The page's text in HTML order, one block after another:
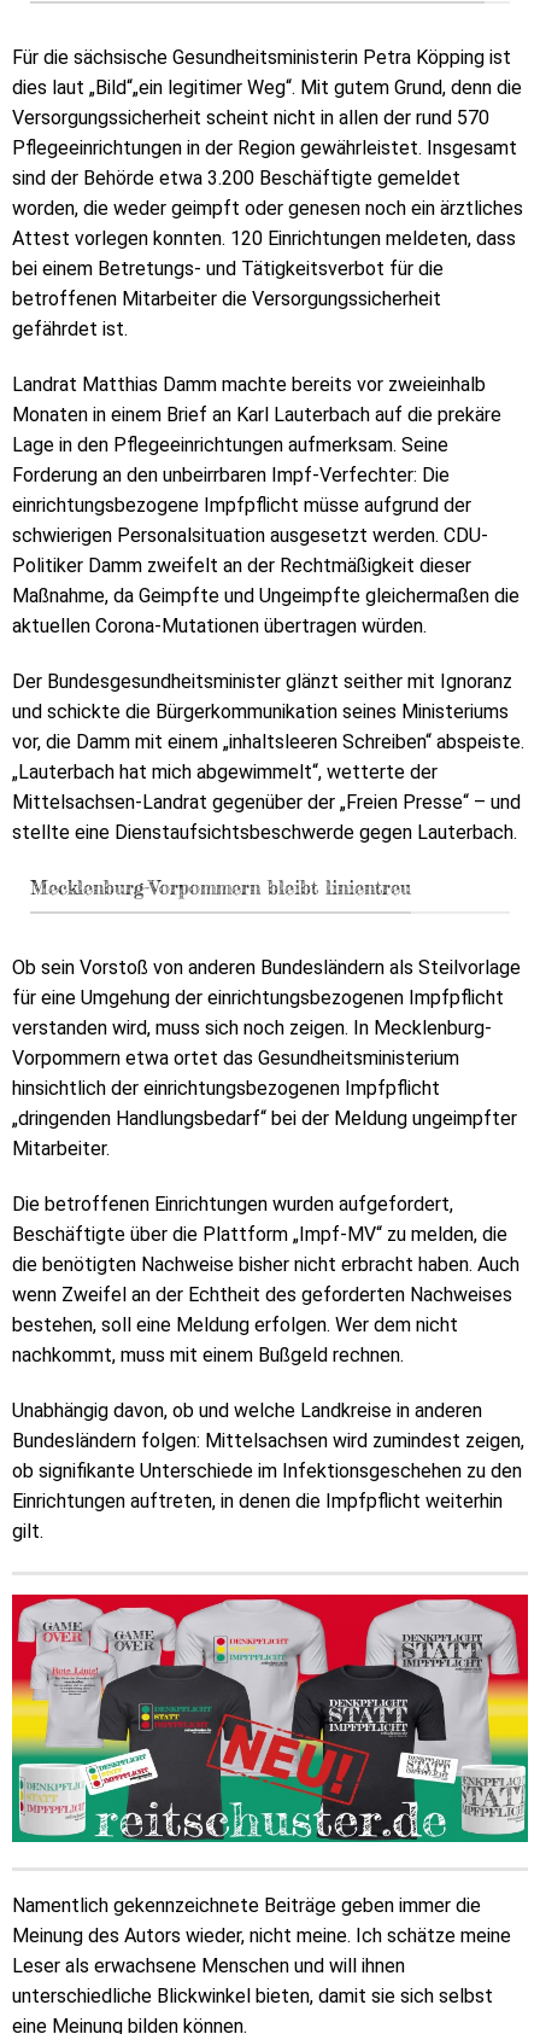
Für die sächsische Gesundheitsministerin Petra Köpping ist
dies laut „Bild“„ein legitimer Weg“. Mit gutem Grund, denn die
Versorgungssicherheit scheint nicht in allen der rund 570
Pflegeeinrichtungen in der Region gewährleistet. Insgesamt
sind der Behörde etwa 3.200 Beschäftigte gemeldet
worden, die weder geimpft oder genesen noch ein ärztliches
Attest vorlegen konnten. 120 Einrichtungen meldeten, dass
bei einem Betretungs- und Tätigkeitsverbot für die
betroffenen Mitarbeiter die Versorgungssicherheit
gefährdet ist.
Landrat Matthias Damm machte bereits vor zweieinhalb
Monaten in einem Brief an Karl Lauterbach auf die prekäre
Lage in den Pflegeeinrichtungen aufmerksam. Seine
Forderung an den unbeirrbaren Impf-Verfechter: Die
einrichtungsbezogene Impfpflicht müsse aufgrund der
schwierigen Personalsituation ausgesetzt werden. CDU-
Politiker Damm zweifelt an der Rechtmäßigkeit dieser
Maßnahme, da Geimpfte und Ungeimpfte gleichermaßen die
aktuellen Corona-Mutationen übertragen würden.
Der Bundesgesundheitsminister glänzt seither mit Ignoranz
und schickte die Bürgerkommunikation seines Ministeriums
vor, die Damm mit einem „inhaltsleeren Schreiben“ abspeiste.
„Lauterbach hat mich abgewimmelt“, wetterte der
Mittelsachsen-Landrat gegenüber der „Freien Presse“ – und
stellte eine Dienstaufsichtsbeschwerde gegen Lauterbach.
Mecklenburg-Vorpommern bleibt linientreu
Ob sein Vorstoß von anderen Bundesländern als Steilvorlage
für eine Umgehung der einrichtungsbezogenen Impfpflicht
verstanden wird, muss sich noch zeigen. In Mecklenburg-
Vorpommern etwa ortet das Gesundheitsministerium
hinsichtlich der einrichtungsbezogenen Impfpflicht
„dringenden Handlungsbedarf“ bei der Meldung ungeimpfter
Mitarbeiter.
Die betroffenen Einrichtungen wurden aufgefordert,
Beschäftigte über die Plattform „Impf-MV“ zu melden, die
die benötigten Nachweise bisher nicht erbracht haben. Auch
wenn Zweifel an der Echtheit des geforderten Nachweises
bestehen, soll eine Meldung erfolgen. Wer dem nicht
nachkommt, muss mit einem Bußgeld rechnen.
Unabhängig davon, ob und welche Landkreise in anderen
Bundesländern folgen: Mittelsachsen wird zumindest zeigen,
ob signifikante Unterschiede im Infektionsgeschehen zu den
Einrichtungen auftreten, in denen die Impfpflicht weiterhin
gilt.
Namentlich gekennzeichnete Beiträge geben immer die
Meinung des Autors wieder, nicht meine. Ich schätze meine
Leser als erwachsene Menschen und will ihnen
unterschiedliche Blickwinkel bieten, damit sie sich selbst
eine Meinung bilden können.